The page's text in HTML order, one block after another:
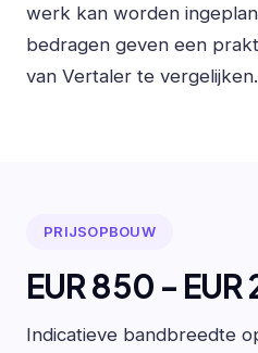
werk kan worden
bedragen geven een
van Vertaler te vergelijken.
PRIJSOPBOUW
EUR 850 -
Indicatieve bandbreedte